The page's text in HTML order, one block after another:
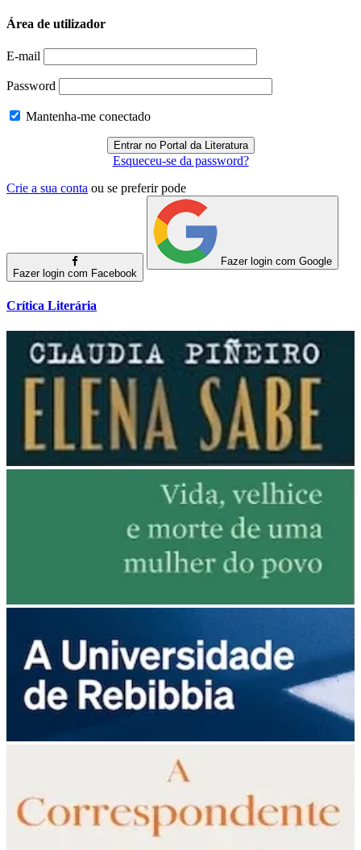
Área de utilizador
E-mail
Password
Mantenha-me conectado
Esqueceu-se da password?
Crie a sua conta ou se preferir pode
Fazer login com Facebook
Fazer login com Google
Crítica Literária